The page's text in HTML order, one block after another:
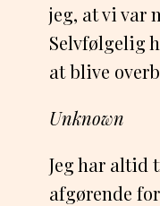
jeg, at vi var
Selvfølgelig
at blive
Unknown
Jeg har altid
afgørende